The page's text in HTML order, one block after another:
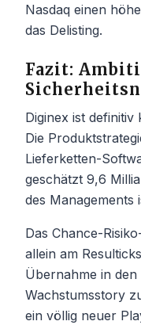
Nasdaq einen
das Delisting.
Fazit:
Diginex ist
Die
Lieferketten-
geschätzt 9,6
des Managements
Das Chance-
allein am
Übernahme in
Wachstumsstory
ein völlig neuer